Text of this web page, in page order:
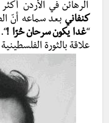
الرهائن في الأردن
كنفاني بعد سماعه أنّ
“غدا يكون سرحان حُرّا !
علاقة بالثورة